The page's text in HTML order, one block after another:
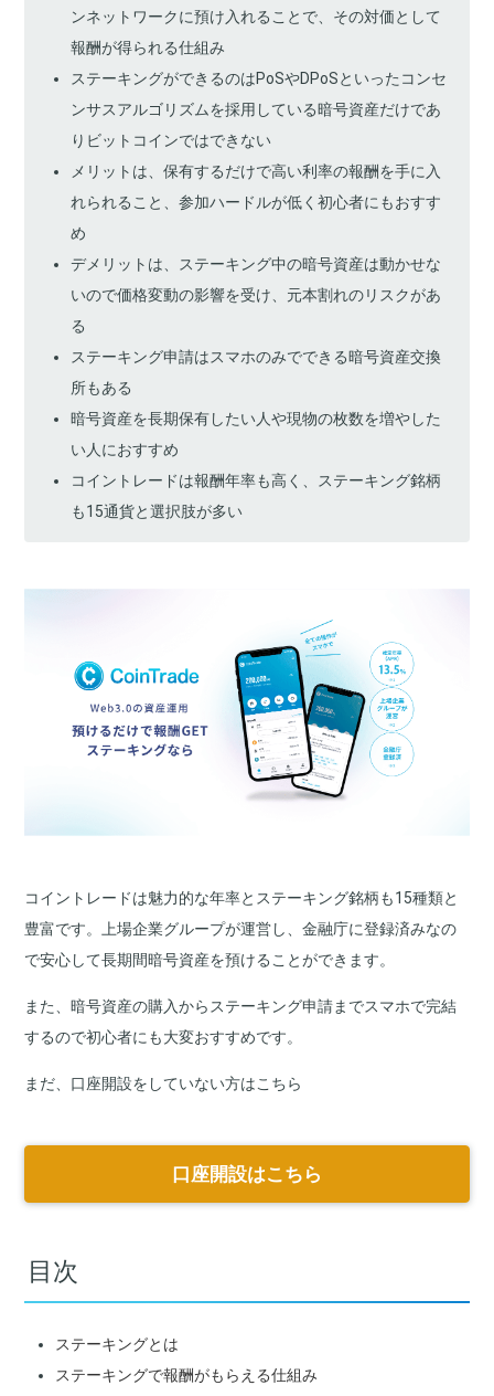
ンネットワークに預け入れることで、その対価として
報酬が得られる仕組み
ステーキングができるのはPoSやDPoSといったコンセ
ンサスアルゴリズムを採用している暗号資産だけであ
りビットコインではできない
メリットは、保有するだけで高い利率の報酬を手に入
れられること、参加ハードルが低く初心者にもおすす
め
デメリットは、ステーキング中の暗号資産は動かせな
いので価格変動の影響を受け、元本割れのリスクがあ
る
ステーキング申請はスマホのみでできる暗号資産交換
所もある
暗号資産を長期保有したい人や現物の枚数を増やした
い人におすすめ
コイントレードは報酬年率も高く、ステーキング銘柄
も15通貨と選択肢が多い
コイントレードは魅力的な年率とステーキング銘柄も15種類と
豊富です。上場企業グループが運営し、金融庁に登録済みなの
で安心して長期間暗号資産を預けることができます。
また、暗号資産の購入からステーキング申請までスマホで完結
するので初心者にも大変おすすめです。
まだ、口座開設をしていない方はこちら
口座開設はこちら
目次
ステーキングとは
ステーキングで報酬がもらえる仕組み